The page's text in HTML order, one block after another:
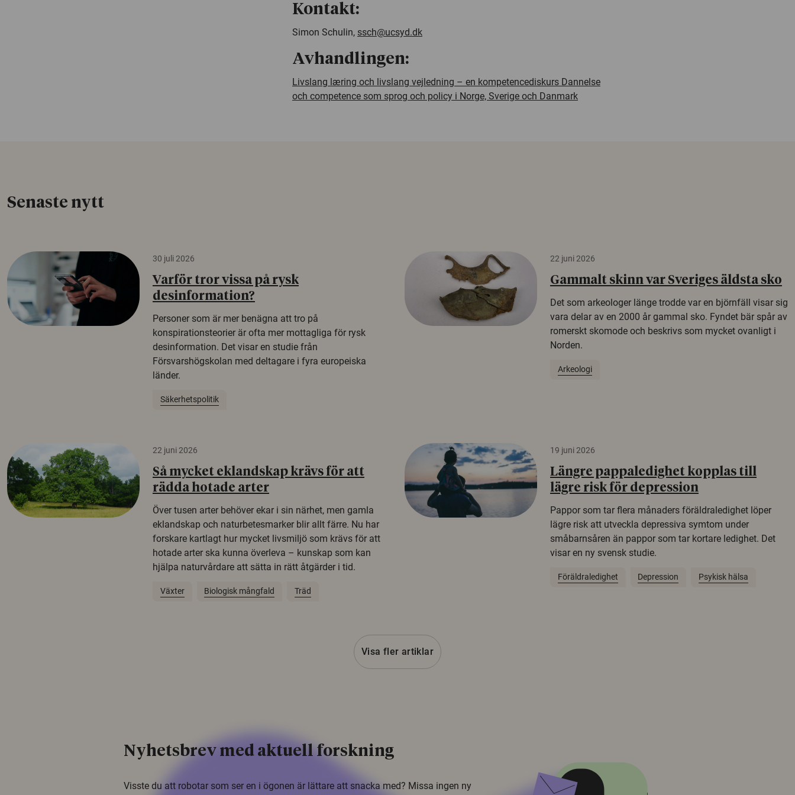
Kontakt:
Simon Schulin, ssch@ucsyd.dk
Avhandlingen:
Livslang læring och livslang vejledning – en kompetencediskurs Dannelse
och competence som sprog och policy i Norge, Sverige och Danmark
Senaste nytt
30 juli 2026
Varför tror vissa på rysk
desinformation?
Personer som är mer benägna att tro på
konspirationsteorier är ofta mer mottagliga för rysk
desinformation. Det visar en studie från
Försvarshögskolan med deltagare i fyra europeiska
länder.
Säkerhetspolitik
22 juni 2026
Gammalt skinn var Sveriges äldsta sko
Det som arkeologer länge trodde var en björnfäll visar sig
vara delar av en 2000 år gammal sko. Fyndet bär spår av
romerskt skomode och beskrivs som mycket ovanligt i
Norden.
Arkeologi
22 juni 2026
Så mycket eklandskap krävs för att
rädda hotade arter
Över tusen arter behöver ekar i sin närhet, men gamla
eklandskap och naturbetesmarker blir allt färre. Nu har
forskare kartlagt hur mycket livsmiljö som krävs för att
hotade arter ska kunna överleva – kunskap som kan
hjälpa naturvårdare att sätta in rätt åtgärder i tid.
Växter Biologisk mångfald Träd
19 juni 2026
Längre pappaledighet kopplas till
lägre risk för depression
Pappor som tar flera månaders föräldraledighet löper
lägre risk att utveckla depressiva symtom under
småbarnsåren än pappor som tar kortare ledighet. Det
visar en ny svensk studie.
Föräldraledighet Depression Psykisk hälsa
Visa fler artiklar
Nyhetsbrev med aktuell forskning
Visste du att robotar som ser en i ögonen är lättare att snacka med? Missa ingen ny